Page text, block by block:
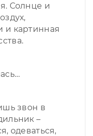
Солнце и
и картинная
звон в
–
одеваться,